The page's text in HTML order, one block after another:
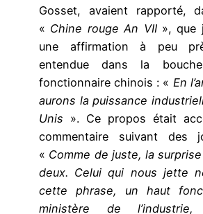
Gosset, avaient rapporté,
« Chine rouge An VII», que
une affirmation à peu
entendue dans la
fonctionnaire chinois : « En
aurons la puissance
Unis ». Ce propos était
commentaire suivant des
« Comme de juste, la
deux. Celui qui nous jette
cette phrase, un haut
ministère de